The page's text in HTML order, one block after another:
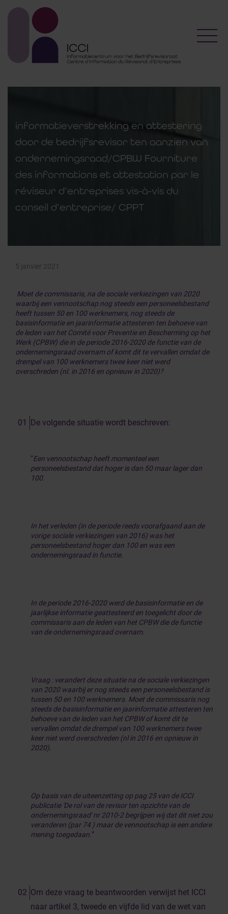
informatieverstrekking en attestering
door de bedrijfsrevisor ten aanzien van
ondernemingsraad/CPBW Fourniture
des informations et attestation par le
réviseur d’entreprises vis-à-vis du
conseil d’entreprise/ CPPT
5 janvier 2021
Moet de commissaris, na de sociale verkiezingen van 2020
waarbij een vennootschap nog steeds een personeelsbestand
heeft tussen 50 en 100 werknemers, nog steeds de
basisinformatie en jaarinformatie attesteren ten behoeve van
de leden van het Comité voor Preventie en Bescherming op het
Werk (CPBW) die in de periode 2016-2020 de functie van de
ondernemingsraad overnam of komt dit te vervallen omdat de
drempel van 100 werknemers twee keer niet werd
overschreden (nl. in 2016 en opnieuw in 2020)?
De volgende situatie wordt beschreven:
“Een vennootschap heeft momenteel een
personeelsbestand dat hoger is dan 50 maar lager dan
100.
In het verleden (in de periode reeds voorafgaand aan de
vorige sociale verkiezingen van 2016) was het
personeelsbestand hoger dan 100 en was een
ondernemingsraad in functie.
In de periode 2016-2020 werd de basisinformatie en de
jaarlijkse informatie geattesteerd en toegelicht door de
commissaris aan de leden van het CPBW die de functie
van de ondernemingsraad overnam.
Vraag : verandert deze situatie na de sociale verkiezingen
van 2020 waarbij er nog steeds een personeelsbestand is
tussen 50 en 100 werknemers. Moet de commissaris nog
steeds de basisinformatie en jaarinformatie attesteren ten
behoeve van de leden van het CPBW of komt dit te
vervallen omdat de drempel van 100 werknemers twee
keer niet werd overschreden (nl in 2016 en opnieuw in
2020).
Op basis van de uiteenzetting op pag 25 van de ICCI
publicatie 'De rol van de revisor ten opzichte van de
ondernemingsraad' nr 2010-2 begrijpen wij dat dit niet zou
veranderen (par 74 ) maar de vennootschap is een andere
mening toegedaan. ”
Om deze vraag te beantwoorden verwijst het ICCI
naar artikel 3, tweede en vijfde lid van de wet van